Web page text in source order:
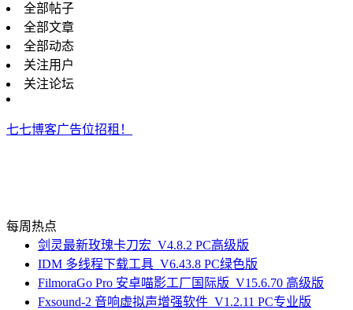
全部帖子
全部文章
全部动态
关注用户
关注论坛
七七博客广告位招租！
每周热点
剑灵最新玫瑰卡刀宏_V4.8.2 PC高级版
IDM 多线程下载工具_V6.43.8 PC绿色版
FilmoraGo Pro 安卓喵影工厂国际版_V15.6.70 高级版
Fxsound-2 音响虚拟声增强软件_V1.2.11 PC专业版